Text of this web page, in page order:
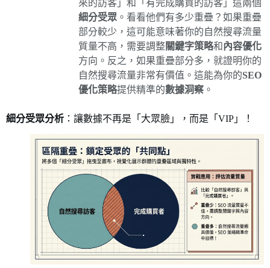
來的訪客」和「有完成購買的訪客」這兩個
細分受眾 。看看他們有多少重疊？如果重疊
部分較少，這可能意味著你的自然搜尋流量
質量不高，需要調整關鍵字策略和內容優化
方向。反之，如果重疊部分多，就證明你的
自然搜尋流量非常有價值。這能為你的SEO
優化策略提供精準的數據洞察 。
細分受眾分析 ：讓數據不再是「大眾臉」，而是「VIP」！